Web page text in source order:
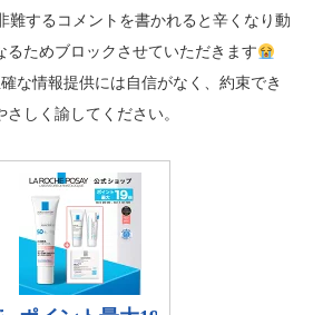
難するコメントを書かれると辛くなり動
るためブロックさせていただきます
な情報提供には自信がなく、約束でき
しく諭してください。